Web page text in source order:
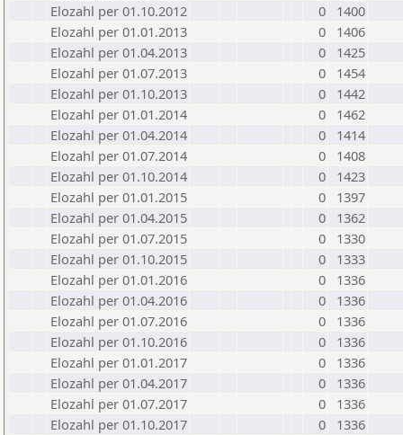
Elozahl per 01.10.2012
0
1400
Elozahl per 01.01.2013
0
1406
Elozahl per 01.04.2013
0
1425
Elozahl per 01.07.2013
0
1454
Elozahl per 01.10.2013
0
1442
Elozahl per 01.01.2014
0
1462
Elozahl per 01.04.2014
0
1414
Elozahl per 01.07.2014
0
1408
Elozahl per 01.10.2014
0
1423
Elozahl per 01.01.2015
0
1397
Elozahl per 01.04.2015
0
1362
Elozahl per 01.07.2015
0
1330
Elozahl per 01.10.2015
0
1333
Elozahl per 01.01.2016
0
1336
Elozahl per 01.04.2016
0
1336
Elozahl per 01.07.2016
0
1336
Elozahl per 01.10.2016
0
1336
Elozahl per 01.01.2017
0
1336
Elozahl per 01.04.2017
0
1336
Elozahl per 01.07.2017
0
1336
Elozahl per 01.10.2017
0
1336